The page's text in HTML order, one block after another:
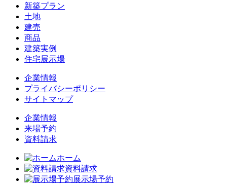
新築プラン
土地
建売
商品
建築実例
住宅展示場
企業情報
プライバシーポリシー
サイトマップ
企業情報
来場予約
資料請求
ホーム
資料請求
展示場予約